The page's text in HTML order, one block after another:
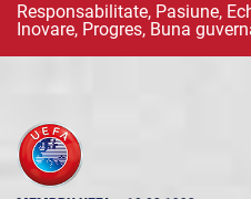
Responsabilitate, Pasiune,
Inovare, Progres, Buna